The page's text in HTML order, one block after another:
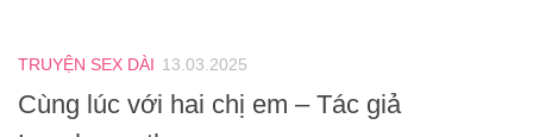
TRUYỆN SEX DÀI 13.03.2025
Cùng lúc với hai chị em – Tác giả